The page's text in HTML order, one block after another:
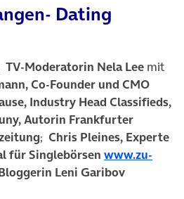
Dating
TV-Moderatorin Nela Lee mit
Co-Founder und CMO
Industry Head Classifieds,
Autorin Frankfurter
; Chris Pleines, Experte
für Singlebörsen www.zu-
Leni Garibov